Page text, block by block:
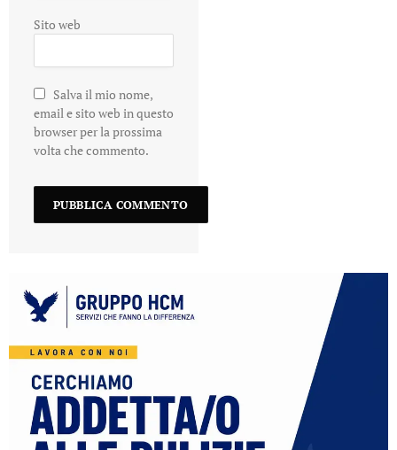
Sito web
Salva il mio nome,
email e sito web in questo
browser per la prossima
volta che commento.